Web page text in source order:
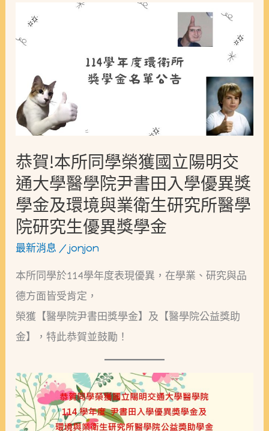
恭賀!本所同學榮獲國立陽明交
通大學醫學院尹書田入學優異獎
學金及環境與業衛生研究所醫學
院研究生優異獎學金
最新消息 /jonjon
本所同學於114學年度表現優異，在學業、研究與品
德方面皆受肯定，
榮獲【醫學院尹書田獎學金】及【醫學院公益獎助
金】，特此恭賀並鼓勵！
學
獲
國
立
陽
明
交
通
大
學
醫
院
尹
書